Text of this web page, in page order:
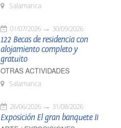
Salamanca
01/07/2026 30/09/2026
122 Becas de residencia con
alojamiento completo y
gratuito
OTRAS ACTIVIDADES
Salamanca
26/06/2026 31/08/2026
Exposición El gran banquete II